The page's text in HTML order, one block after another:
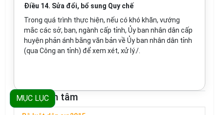
Điều 14. Sửa đổi, bổ sung Quy chế
Trong quá trình thực hiện, nếu có khó khăn, vướng
mắc các sở, ban, ngành cấp tỉnh, Ủy ban nhân dân cấp
huyện phản ánh bằng văn bản về Ủy ban nhân dân tỉnh
(qua Công an tỉnh) để xem xét, xử lý./.
Luật quan tâm
MỤC LỤC